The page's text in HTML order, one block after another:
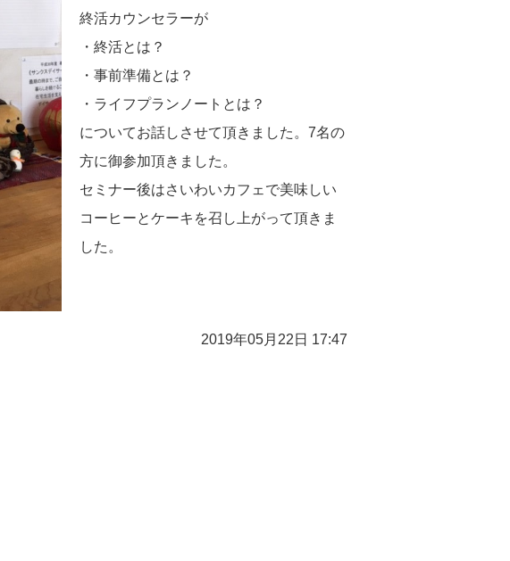
終活カウンセラーが
・終活とは？
・事前準備とは？
・ライフプランノートとは？
についてお話しさせて頂きました。7名の
方に御参加頂きました。
セミナー後はさいわいカフェで美味しい
コーヒーとケーキを召し上がって頂きま
した。
2019年05月22日 17:47